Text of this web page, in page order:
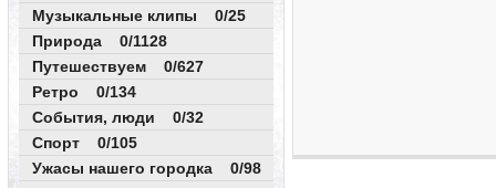
Музыкальные клипы 0/25
Природа 0/1128
Путешествуем 0/627
Ретро 0/134
События, люди 0/32
Спорт 0/105
Ужасы нашего городка 0/98